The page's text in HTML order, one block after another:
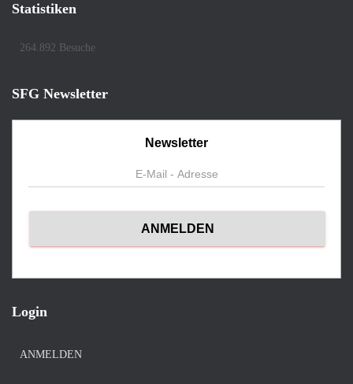
Statistiken
264.892 Besuche
SFG Newsletter
Newsletter
Login
ANMELDEN